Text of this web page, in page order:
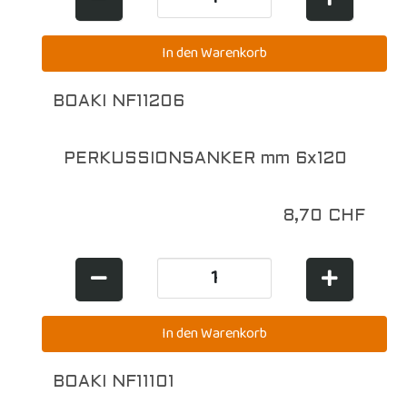
BOAKI NF11206
PERKUSSIONSANKER mm 6x120
8,70 CHF
BOAKI NF11101